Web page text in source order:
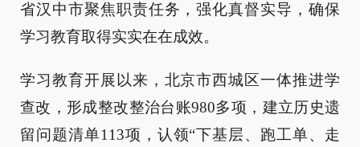
省汉中市聚焦职责任务，强化真督实导，确保
学习教育取得实实在在成效。
学习教育开展以来，北京市西城区一体推进学
查改，形成整改整治台账980多项，建立历史遗
留问题清单113项，认领“下基层、跑工单、走